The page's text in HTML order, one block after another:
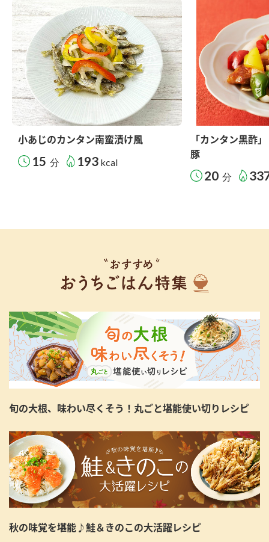
小あじのカンタン南蛮漬け風
15 分 193 kcal
「カンタン黒酢
豚
20 分
旬の大根、味わい尽くそう！丸ごと堪能使い切りレシピ
秋の味覚を堪能♪鮭＆きのこの大活躍レシピ